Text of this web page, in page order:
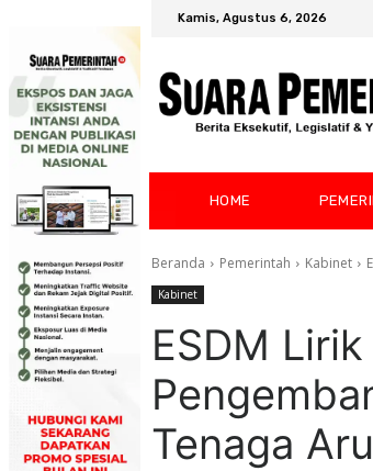
Kamis, Agustus 6, 2026
HOME
Beranda Pemerintah Kabinet
Kabinet
ESDM
Tenaga